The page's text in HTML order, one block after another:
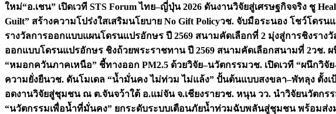
ใหม่“อ.เชน” เปิดเวที STS Forum ไทย–ญี่ปุ่น 2026 ดันงานวิจัยสู่เศรษฐกิจจริง ชู
Guilt” สร้างความโปร่งใสเสริมนโยบาย No Gift Policyวช. จับมือระนอง โชว์โดรน
รางวัลการออกแบบแผนโดรนแปรอักษร ปี 2569 สนามคัดเลือกที่ 2 มุ่งสู่การชิงราง
ออกแบบโดรนแปรอักษร ชิงถ้วยพระราชทาน ปี 2569 สนามคัดเลือกสนามที่ 2วช.
“หมอกควันภาคเหนือ” ชี้ทางออก PM2.5 ด้วยวิจัย–นวัตกรรมวช. เปิดเวที “ผนึกวิจั
ความยั่งยืนวช. ดันโมเดล “น้ำมั่นคง ไม่ท่วม ไม่แล้ง” ปั้นต้นแบบสงขลา–พัทลุง ตั้งเ
อดงานวิจัยสู่ชุมชน ณ ต.จันจว้าใต้ อ.แม่จัน จ.เชียงรายวช. หนุน วว. นำวิจัยนวัตกร
“นวัตกรรมเพื่อน้ำที่มั่นคง” ยกระดับระบบเตือนภัยน้ำท่วมฉับพลันสู่ชุมชน พร้อมส่ง